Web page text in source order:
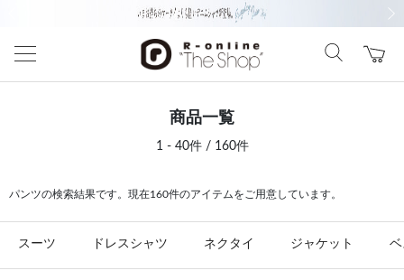
商品一覧
1 - 40件 / 160件
パンツの検索結果です。現在160件のアイテムをご用意しています。
スーツ ドレスシャツ ネクタイ ジャケット